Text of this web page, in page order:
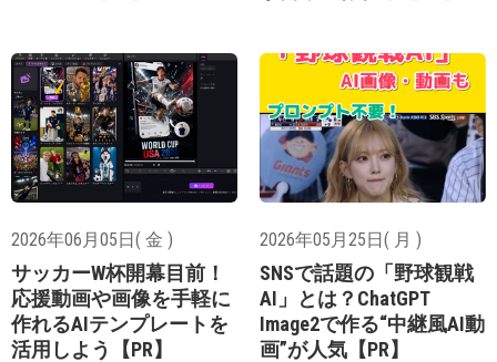
2026年06月05日( 金 )
サッカーW杯開幕目前！
応援動画や画像を手軽に
作れるAIテンプレートを
活用しよう【PR】
2026年05月25日( 月 )
SNSで話題の「野球観戦
AI」とは？ChatGPT
Image2で作る“中継風AI動
画”が人気【PR】